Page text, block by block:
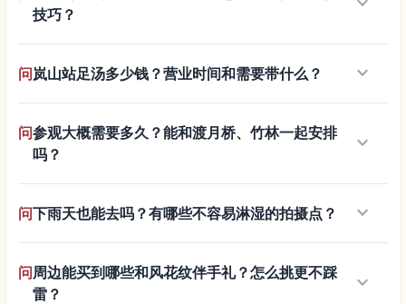
技巧？
问岚山站足汤多少钱？营业时间和需要带什么？ keyboard_arrow_down
问参观大概需要多久？能和渡月桥、竹林一起安排
吗？
keyboard_arrow_down
问下雨天也能去吗？有哪些不容易淋湿的拍摄点？ keyboard_arrow_down
问周边能买到哪些和风花纹伴手礼？怎么挑更不踩
雷？
keyboard_arrow_down